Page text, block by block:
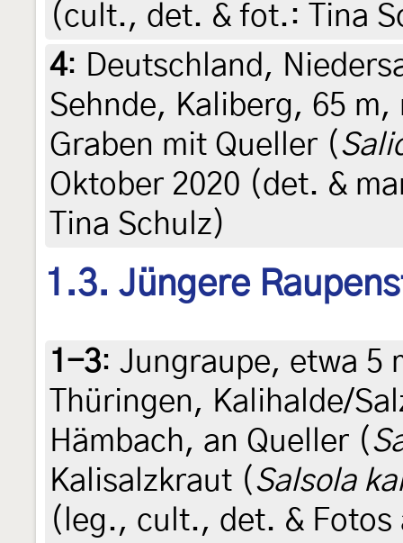
(cult., det. & fot.: Tina
4: Deutschland,
Sehnde, Kaliberg, 65
Graben mit Queller (
Oktober 2020 (det. &
Tina Schulz)
1.3. Jüngere
1-3: Jungraupe, etwa 5
Thüringen, Kalihalde/
Hämbach, an Queller (
Kalisalzkraut ( Salsola
(leg., cult., det. & Fotos